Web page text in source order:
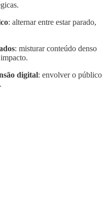
: alternar entre estar parado,
: misturar conteúdo denso
digital: envolver o público